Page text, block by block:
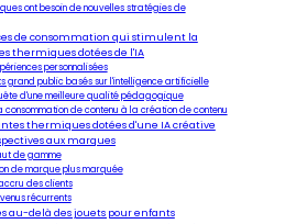
ont besoin de nouvelles stratégies de
de consommation qui stimulent la
thermiques dotées de l'IA
personnalisées
grand public basés sur l'intelligence artificielle
d'une meilleure qualité pédagogique
consommation de contenu à la création de contenu
thermiques dotées d'une IA créative
aux marques
de gamme
de marque plus marquée
des clients
récurrents
au-delà des jouets pour enfants